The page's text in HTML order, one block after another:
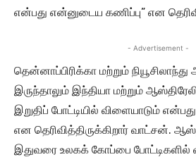
என்பது என்னுடைய கணிப்பு” என
- Advertisement -
தென்னாப்பிரிக்கா மற்றும்
இருந்தாலும் இந்தியா மற்றும்
இறுதிப் போட்டியில் விளையாடும்
என தெரிவித்திருக்கிறார் வாட்சன்.
இதுவரை உலகக் கோப்பை போட்டிகளில்